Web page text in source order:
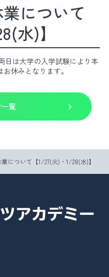
申込み・手続き
について
水)】
日は大学の入学試験により本
休みとなります。
覧
について【1/27(火)・1/28(水)】